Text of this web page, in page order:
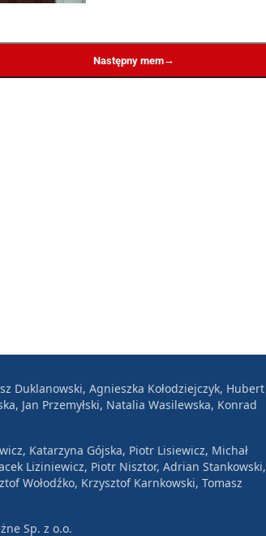
Następny mem→
Duklanowski, Agnieszka Kołodziejczyk, Hubert
Jan Przemyłski, Natalia Wasilewska, Konrad
Katarzyna Gójska, Piotr Lisiewicz, Michał
Liziniewicz, Piotr Nisztor, Adrian Stankowski,
Wołodźko, Krzysztof Karnkowski, Tomasz
Sp. z o.o.